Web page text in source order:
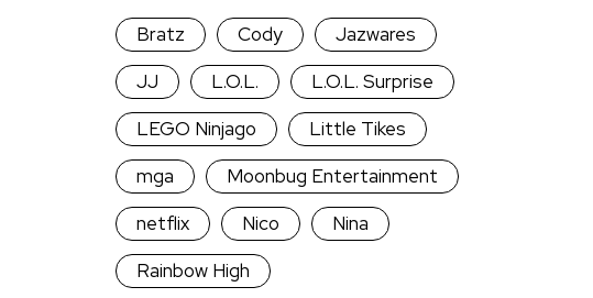
Bratz Cody
Jazwares
JJ
L.O.L.
L.O.L. Surprise
LEGO Ninjago
Little Tikes
mga
Moonbug Entertainment
netflix
Nico
Nina
Rainbow High